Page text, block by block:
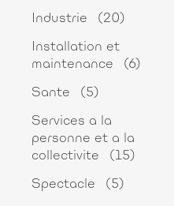
Industrie (20)
Installation et
maintenance
(6)
Sante (5)
Services a la
personne et a la
collectivite
(15)
Spectacle (5)